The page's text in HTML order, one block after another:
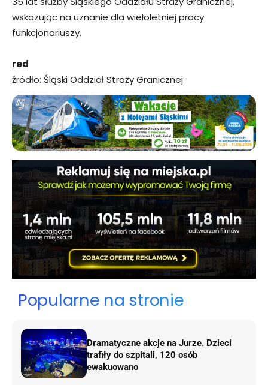
wskazując na uznanie dla wieloletniej pracy
funkcjonariuszy.
red
źródło: Śląski Oddział Straży Granicznej
Popularne na stronie
Dramatyczne akcje na Jurze. Dzieci
trafiły do szpitali, 120 osób
ewakuowano